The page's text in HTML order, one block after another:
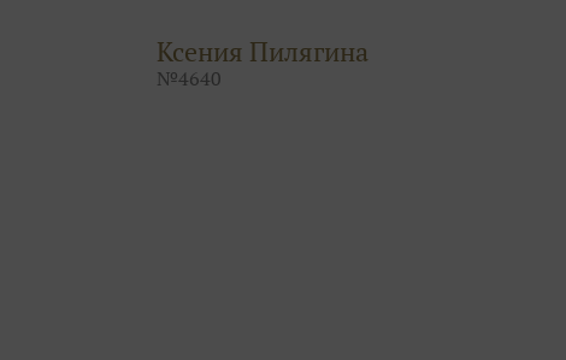
Ксения Пилягина
№4640